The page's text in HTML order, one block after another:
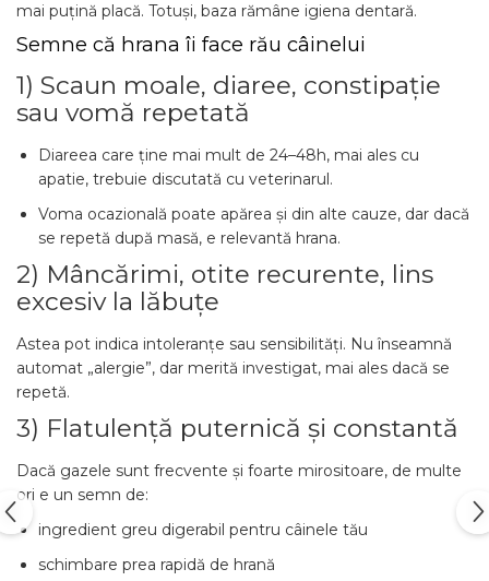
mai puțină placă. Totuși, baza rămâne igiena dentară.
Semne că hrana îi face rău câinelui
1) Scaun moale, diaree, constipație
sau vomă repetată
Diareea care ține mai mult de 24–48h, mai ales cu
apatie, trebuie discutată cu veterinarul.
Voma ocazională poate apărea și din alte cauze, dar dacă
se repetă după masă, e relevantă hrana.
2) Mâncărimi, otite recurente, lins
excesiv la lăbuțe
Astea pot indica intoleranțe sau sensibilități. Nu înseamnă
automat „alergie”, dar merită investigat, mai ales dacă se
repetă.
3) Flatulență puternică și constantă
Dacă gazele sunt frecvente și foarte mirositoare, de multe
ori e un semn de:
ingredient greu digerabil pentru câinele tău
schimbare prea rapidă de hrană